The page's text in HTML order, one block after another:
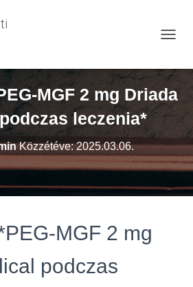
V
G
Á
I
B
-
MGF 2 mg Driada
leczenia*
Közzétéve:2025.03.06.
MGF 2 mg
podczas